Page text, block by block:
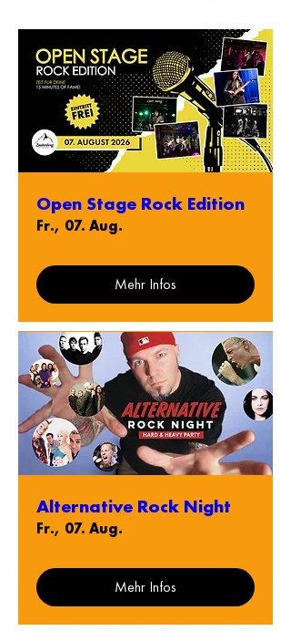
Open Stage Rock Edition
Fr., 07. Aug.
Mehr Infos
Alternative Rock Night
Fr., 07. Aug.
Mehr Infos